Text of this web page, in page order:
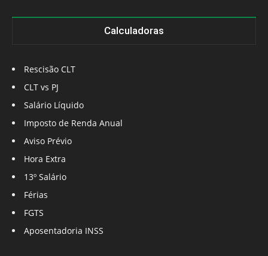
Calculadoras
Rescisão CLT
CLT vs PJ
Salário Líquido
Imposto de Renda Anual
Aviso Prévio
Hora Extra
13º Salário
Férias
FGTS
Aposentadoria INSS